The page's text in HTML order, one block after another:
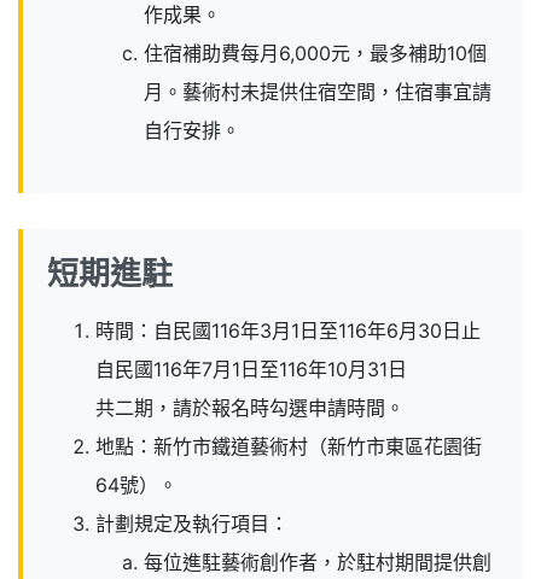
作成果。
住宿補助費每月6,000元，最多補助10個
月。藝術村未提供住宿空間，住宿事宜請
自行安排。
短期進駐
時間：自民國116年3月1日至116年6月30日止
自民國116年7月1日至116年10月31日
共二期，請於報名時勾選申請時間。
地點：新竹市鐵道藝術村（新竹市東區花園街
64號）。
計劃規定及執行項目：
每位進駐藝術創作者，於駐村期間提供創